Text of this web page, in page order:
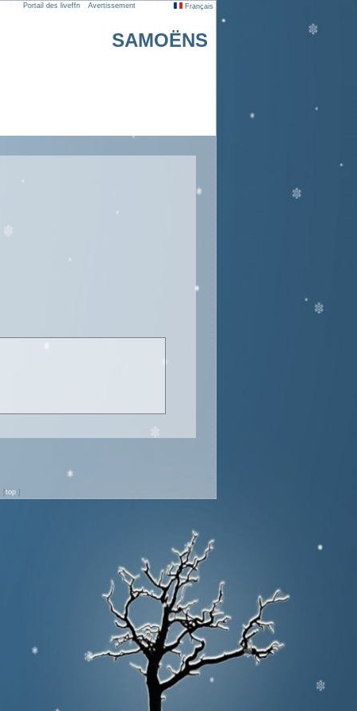
Portail des liveffn Avertissement Français
SAMOËNS
top ]